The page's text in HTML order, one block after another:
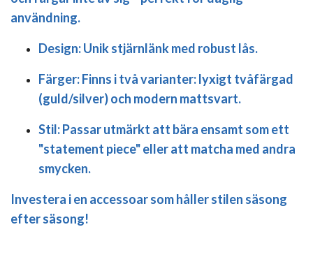
användning.
Design:Unik stjärnlänk med robust lås.
Färger:Finns i två varianter: lyxigt tvåfärgad
(guld/silver) och modern mattsvart.
Stil:Passar utmärkt att bära ensamt som ett
"statement piece" eller att matcha med andra
smycken.
Investera i en accessoar som håller stilen säsong
efter säsong!